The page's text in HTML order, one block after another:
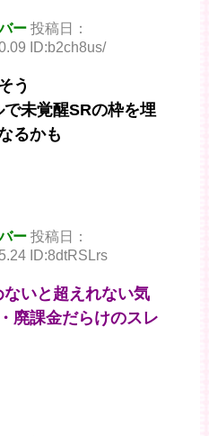
ー 投稿日：
ID:b2ch8us/
う
未覚醒SRの枠を埋
るかも
ー 投稿日：
ID:8dtRSLrs
いと超えれない気
廃課金だらけのスレ